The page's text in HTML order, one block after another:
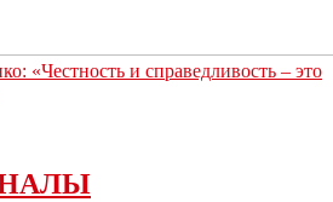
«Честность и справедливость – это